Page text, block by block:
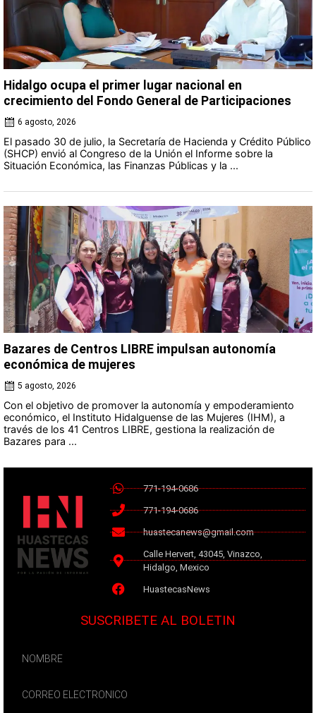
Hidalgo ocupa el primer lugar nacional en
crecimiento del Fondo General de Participaciones
6 agosto, 2026
El pasado 30 de julio, la Secretaría de Hacienda y Crédito Público
(SHCP) envió al Congreso de la Unión el Informe sobre la
Situación Económica, las Finanzas Públicas y la ...
Bazares de Centros LIBRE impulsan autonomía
económica de mujeres
5 agosto, 2026
Con el objetivo de promover la autonomía y empoderamiento
económico, el Instituto Hidalguense de las Mujeres (IHM), a
través de los 41 Centros LIBRE, gestiona la realización de
Bazares para ...
771-194-0686
771-194-0686
huastecanews@gmail.com
Calle Hervert, 43045, Vinazco,
Hidalgo, Mexico
HuastecasNews
SUSCRIBETE AL BOLETIN